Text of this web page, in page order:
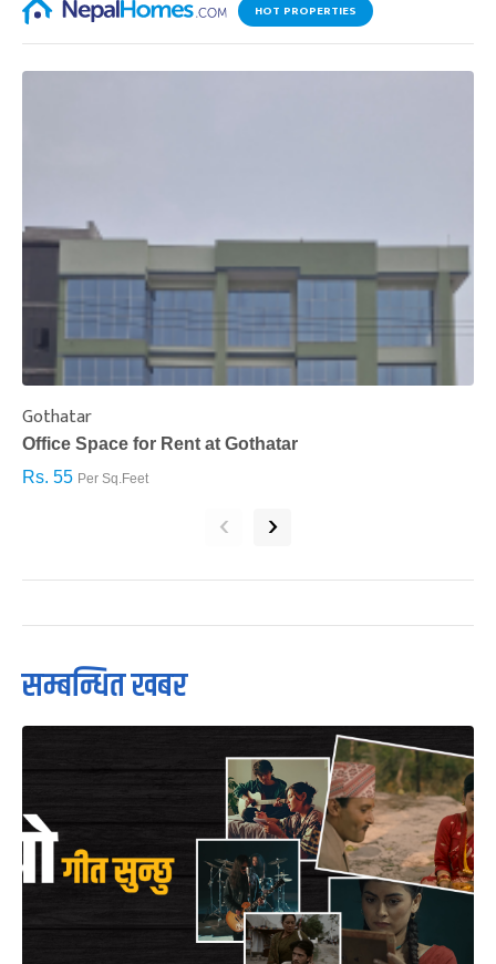
HOT PROPERTIES
Gothatar
Office Space for Rent at Gothatar
Rs. 55 Per Sq.Feet
‹ ›
सम्बन्धित खबर